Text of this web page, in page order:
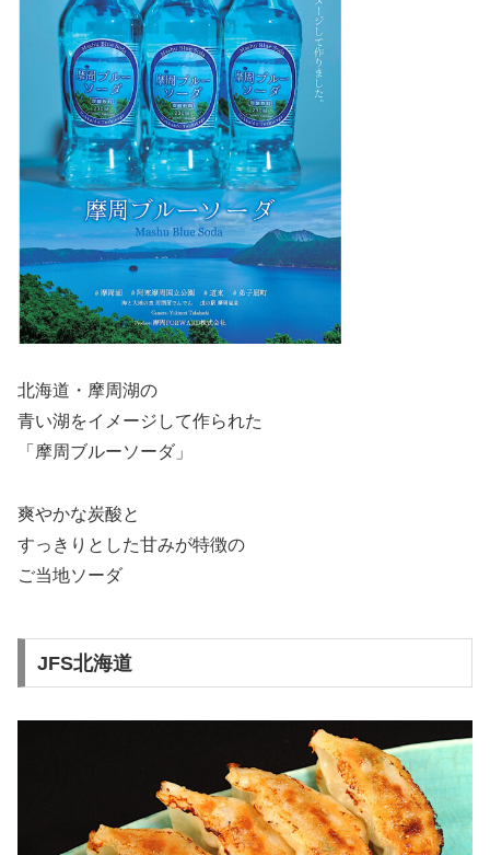
北海道・摩周湖の
青い湖をイメージして作られた
「摩周ブルーソーダ」
爽やかな炭酸と
すっきりとした甘みが特徴の
ご当地ソーダ
JFS北海道